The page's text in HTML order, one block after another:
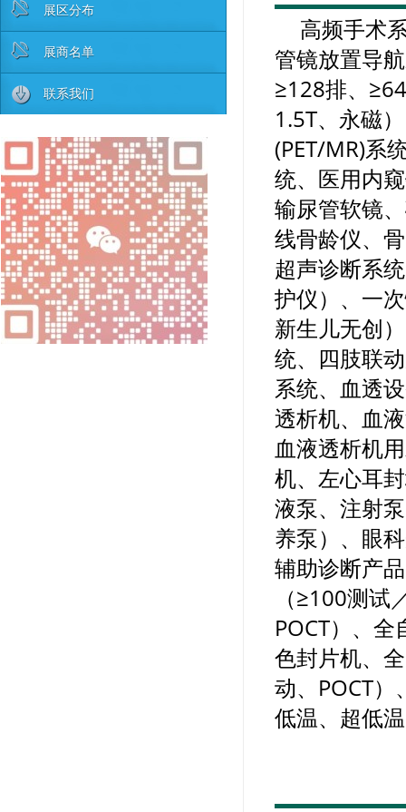
展区分布
展商名单
联系我们
高频手术
管镜放置导
≥128排、
1.5T、永磁
(PET/MR)系
统、医用内
输尿管软镜
线骨龄仪、
超声诊断系
护仪）、一
新生儿无创
统、四肢联
系统、血透
透析机、血
血液透析机
机、左心耳
液泵、注射
养泵）、眼
辅助诊断产
（≥100测
POCT）、
色封片机、
动、POCT
低温、超低